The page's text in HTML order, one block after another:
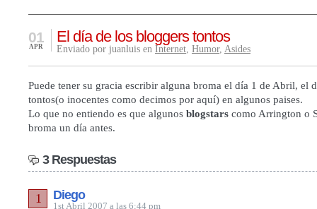
El día de los bloggers tontos
01
APR Enviado por juanluis en Internet, Humor, Asides
Puede tener su gracia escribir alguna broma el día 1 de Abril, el
tontos(o inocentes como decimos por aquí) en algunos paises.
Lo que no entiendo es que algunos blogstars como Arrington o
broma un día antes.
3 Respuestas
Diego
1st Abril 2007 a las 6:44 pm
1